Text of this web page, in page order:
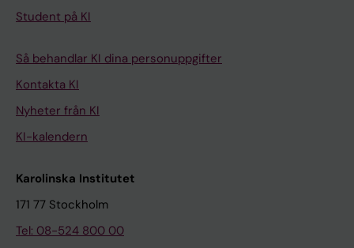
Student på KI
Så behandlar KI dina personuppgifter
Kontakta KI
Nyheter från KI
KI-kalendern
Karolinska Institutet
171 77 Stockholm
Tel: 08-524 800 00